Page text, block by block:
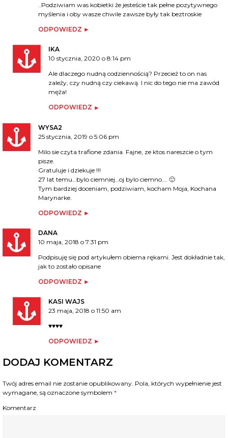
..Podziwiam was kobietki że jesteście tak pełne pozytywnego
myślenia i oby wasze chwile zawsze były tak beztroskie
ODPOWIEDZ
IKA
10 stycznia, 2020 o 8:14 pm
Ale dlaczego nudną codziennością? Przecież to on nas
zależy, czy nudną czy ciekawą. I nic do tego nie ma zawód
męża!
ODPOWIEDZ
WYSA2
25 stycznia, 2019 o 5:06 pm
Milo sie czyta trafione zdania. Fajne, ze ktos nareszcie o tym
pisze.
Gratuluje i dziekuje !!!
27 lat temu…bylo ciemniej…oj bylo ciemno…. 🙂
Tym bardziej doceniam, podziwiam, kocham Moja, Kochana
Marynarke.
ODPOWIEDZ
DANA
10 maja, 2018 o 7:31 pm
Podpisuję się pod artykułem obiema rękami. Jest dokładnie tak,
jak to zostało opisane
ODPOWIEDZ
KASI WAJS
23 maja, 2018 o 11:50 am
♥♥♥♥
ODPOWIEDZ
DODAJ KOMENTARZ
Twój adres email nie zostanie opublikowany. Pola, których wypełnienie jest
wymagane, są oznaczone symbolem *
Komentarz